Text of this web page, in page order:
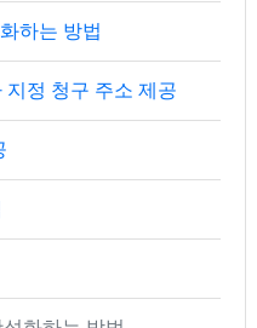
하는 방법
정 청구 주소 제공